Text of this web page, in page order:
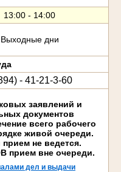
13:00 - 14:00
Выходные дни
- 41-21-3-60
заявлений и
документов
всего рабочего
живой очереди.
не ведется.
прием вне очереди.
дел и выдачи